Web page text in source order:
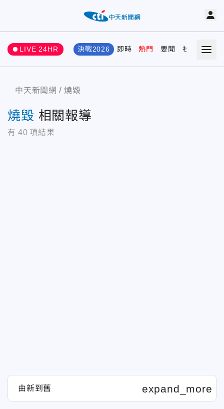
LIVE 24HR 決戰2026 即時 熱門 要聞 社會 娛樂
中天新聞網 燒毀
燒毀 相關報導
有 40 項結果